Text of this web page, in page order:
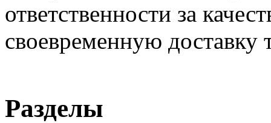
ответственности за
своевременную доставку
Разделы